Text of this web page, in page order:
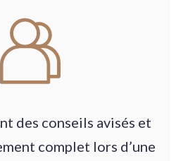
des conseils avisés et
complet lors d’une